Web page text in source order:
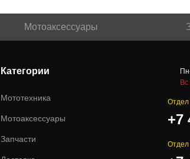
Мотоаксессуары
Категории
Мототехника
Мотоаксессуары
Запчасти
Отдел
+7
Отдел